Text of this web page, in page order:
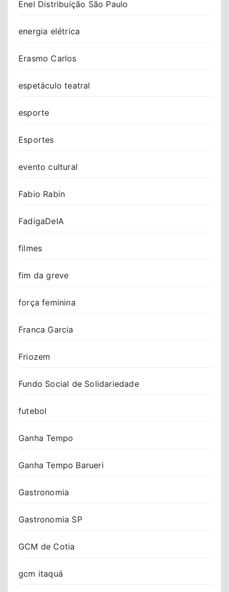
Enel Distribuição São Paulo
energia elétrica
Erasmo Carlos
espetáculo teatral
esporte
Esportes
evento cultural
Fabio Rabin
FadigaDeIA
filmes
fim da greve
força feminina
Franca Garcia
Friozem
Fundo Social de Solidariedade
futebol
Ganha Tempo
Ganha Tempo Barueri
Gastronomia
Gastronomia SP
GCM de Cotia
gcm itaquá